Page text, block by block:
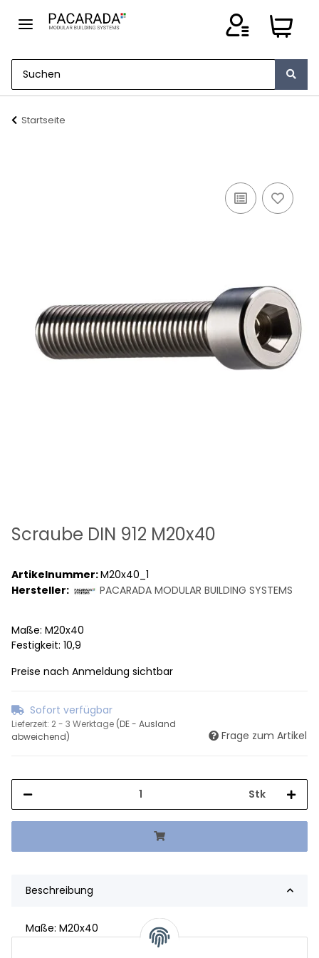
Startseite
Scraube DIN 912 M20x40
Artikelnummer:M20x40_1
Hersteller:
PACARADA MODULAR BUILDING SYSTEMS
Maße: M20x40
Festigkeit: 10,9
Preise nach Anmeldung sichtbar
Sofort verfügbar
Lieferzeit: 2 - 3 Werktage (DE - Ausland
abweichend)
Frage zum Artikel
Stk
Beschreibung
Maße: M20x40